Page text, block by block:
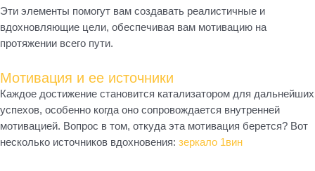
Эти элементы помогут вам создавать реалистичные и
вдохновляющие цели, обеспечивая вам мотивацию на
протяжении всего пути.
Мотивация и ее источники
Каждое достижение становится катализатором для дальнейших
успехов, особенно когда оно сопровождается внутренней
мотивацией. Вопрос в том, откуда эта мотивация берется? Вот
несколько источников вдохновения: зеркало 1вин